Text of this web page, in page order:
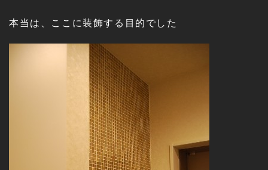
本当は、ここに装飾する目的でした